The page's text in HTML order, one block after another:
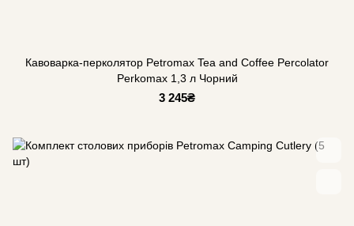
Кавоварка-перколятор Petromax Tea and Coffee Percolator
Perkomax 1,3 л Чорний
3 245₴